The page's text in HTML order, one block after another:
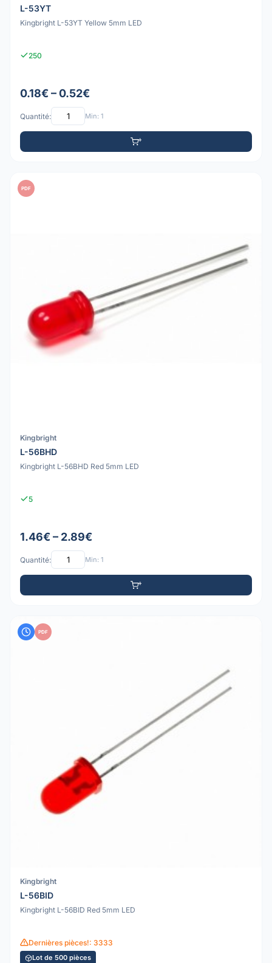
L-53YT
Kingbright L-53YT Yellow 5mm LED
250
0.18€ – 0.52€
Quantité: Min: 1
PDF
Kingbright
L-56BHD
Kingbright L-56BHD Red 5mm LED
5
1.46€ – 2.89€
Quantité: Min: 1
PDF
Kingbright
L-56BID
Kingbright L-56BID Red 5mm LED
Dernières pièces!: 3333
Lot de 500 pièces